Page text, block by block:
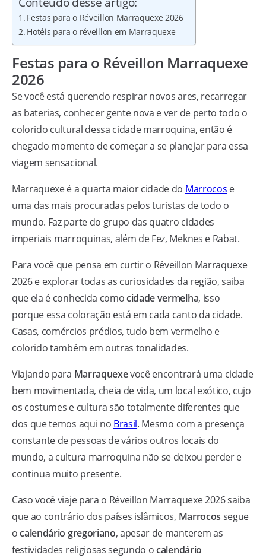
Festas para o Réveillon Marraquexe 2026
Hotéis para o réveillon em Marraquexe
Festas para o Réveillon Marraquexe
2026
Se você está querendo respirar novos ares, recarregar
as baterias, conhecer gente nova e ver de perto todo o
colorido cultural dessa cidade marroquina, então é
chegado momento de começar a se planejar para essa
viagem sensacional.
Marraquexe é a quarta maior cidade do Marrocos e
uma das mais procuradas pelos turistas de todo o
mundo. Faz parte do grupo das quatro cidades
imperiais marroquinas, além de Fez, Meknes e Rabat.
Para você que pensa em curtir o Réveillon Marraquexe
2026 e explorar todas as curiosidades da região, saiba
que ela é conhecida comocidade vermelha, isso
porque essa coloração está em cada canto da cidade.
Casas, comércios prédios, tudo bem vermelho e
colorido também em outras tonalidades.
Viajando para Marraquexevocê encontrará uma cidade
bem movimentada, cheia de vida, um local exótico, cujo
os costumes e cultura são totalmente diferentes que
dos que temos aqui no Brasil. Mesmo com a presença
constante de pessoas de vários outros locais do
mundo, a cultura marroquina não se deixou perder e
continua muito presente.
Caso você viaje para o Réveillon Marraquexe 2026 saiba
que ao contrário dos países islâmicos, Marrocos segue
ocalendário gregoriano, apesar de manterem as
festividades religiosas segundo ocalendário